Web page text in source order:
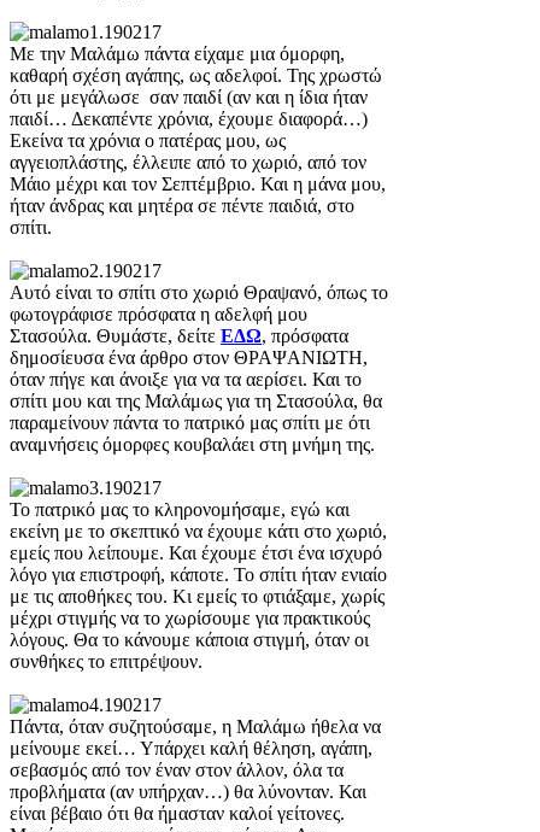
Με την Μαλάμω πάντα είχαμε μια όμορφη,
καθαρή σχέση αγάπης, ως αδελφοί. Της χρωστώ
ότι με μεγάλωσε σαν παιδί (αν και η ίδια ήταν
παιδί… Δεκαπέντε χρόνια, έχουμε διαφορά…)
Εκείνα τα χρόνια ο πατέρας μου, ως
αγγειοπλάστης, έλλειπε από το χωριό, από τον
Μάιο μέχρι και τον Σεπτέμβριο. Και η μάνα μου,
ήταν άνδρας και μητέρα σε πέντε παιδιά, στο
σπίτι.
Αυτό είναι το σπίτι στο χωριό Θραψανό, όπως το
φωτογράφισε πρόσφατα η αδελφή μου
Στασούλα. Θυμάστε, δείτε ΕΔΩ, πρόσφατα
δημοσίευσα ένα άρθρο στον ΘΡΑΨΑΝΙΩΤΗ,
όταν πήγε και άνοιξε για να τα αερίσει. Και το
σπίτι μου και της Μαλάμως για τη Στασούλα, θα
παραμείνουν πάντα το πατρικό μας σπίτι με ότι
αναμνήσεις όμορφες κουβαλάει στη μνήμη της.
Το πατρικό μας το κληρονομήσαμε, εγώ και
εκείνη με το σκεπτικό να έχουμε κάτι στο χωριό,
εμείς που λείπουμε. Και έχουμε έτσι ένα ισχυρό
λόγο για επιστροφή, κάποτε. Το σπίτι ήταν ενιαίο
με τις αποθήκες του. Κι εμείς το φτιάξαμε, χωρίς
μέχρι στιγμής να το χωρίσουμε για πρακτικούς
λόγους. Θα το κάνουμε κάποια στιγμή, όταν οι
συνθήκες το επιτρέψουν.
Πάντα, όταν συζητούσαμε, η Μαλάμω ήθελα να
μείνουμε εκεί… Υπάρχει καλή θέληση, αγάπη,
σεβασμός από τον έναν στον άλλον, όλα τα
προβλήματα (αν υπήρχαν…) θα λύνονταν. Και
είναι βέβαιο ότι θα ήμασταν καλοί γείτονες.